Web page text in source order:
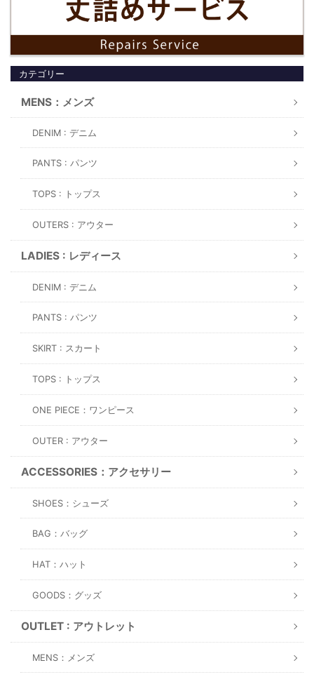
カテゴリー
MENS：メンズ
DENIM : デニム
PANTS : パンツ
TOPS : トップス
OUTERS : アウター
LADIES : レディース
DENIM : デニム
PANTS : パンツ
SKIRT : スカート
TOPS : トップス
ONE PIECE：ワンピース
OUTER : アウター
ACCESSORIES：アクセサリー
SHOES：シューズ
BAG：バッグ
HAT：ハット
GOODS：グッズ
OUTLET : アウトレット
MENS：メンズ